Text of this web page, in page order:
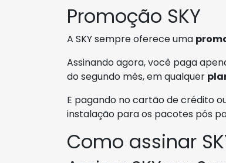
Promoção SKY
A SKY sempre oferece uma
Assinando agora, você paga
do segundo mês, em qualquer
E pagando no cartão de crédito
instalação para os pacotes pós
Como assinar